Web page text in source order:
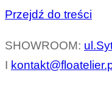
Przejdź do treści
SHOWROOM:
I